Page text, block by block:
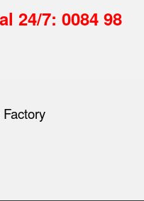
24/7: 0084 98